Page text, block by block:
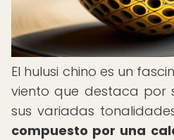
El hulusi chino es un
viento que destaca por
sus variadas
compuesto por una